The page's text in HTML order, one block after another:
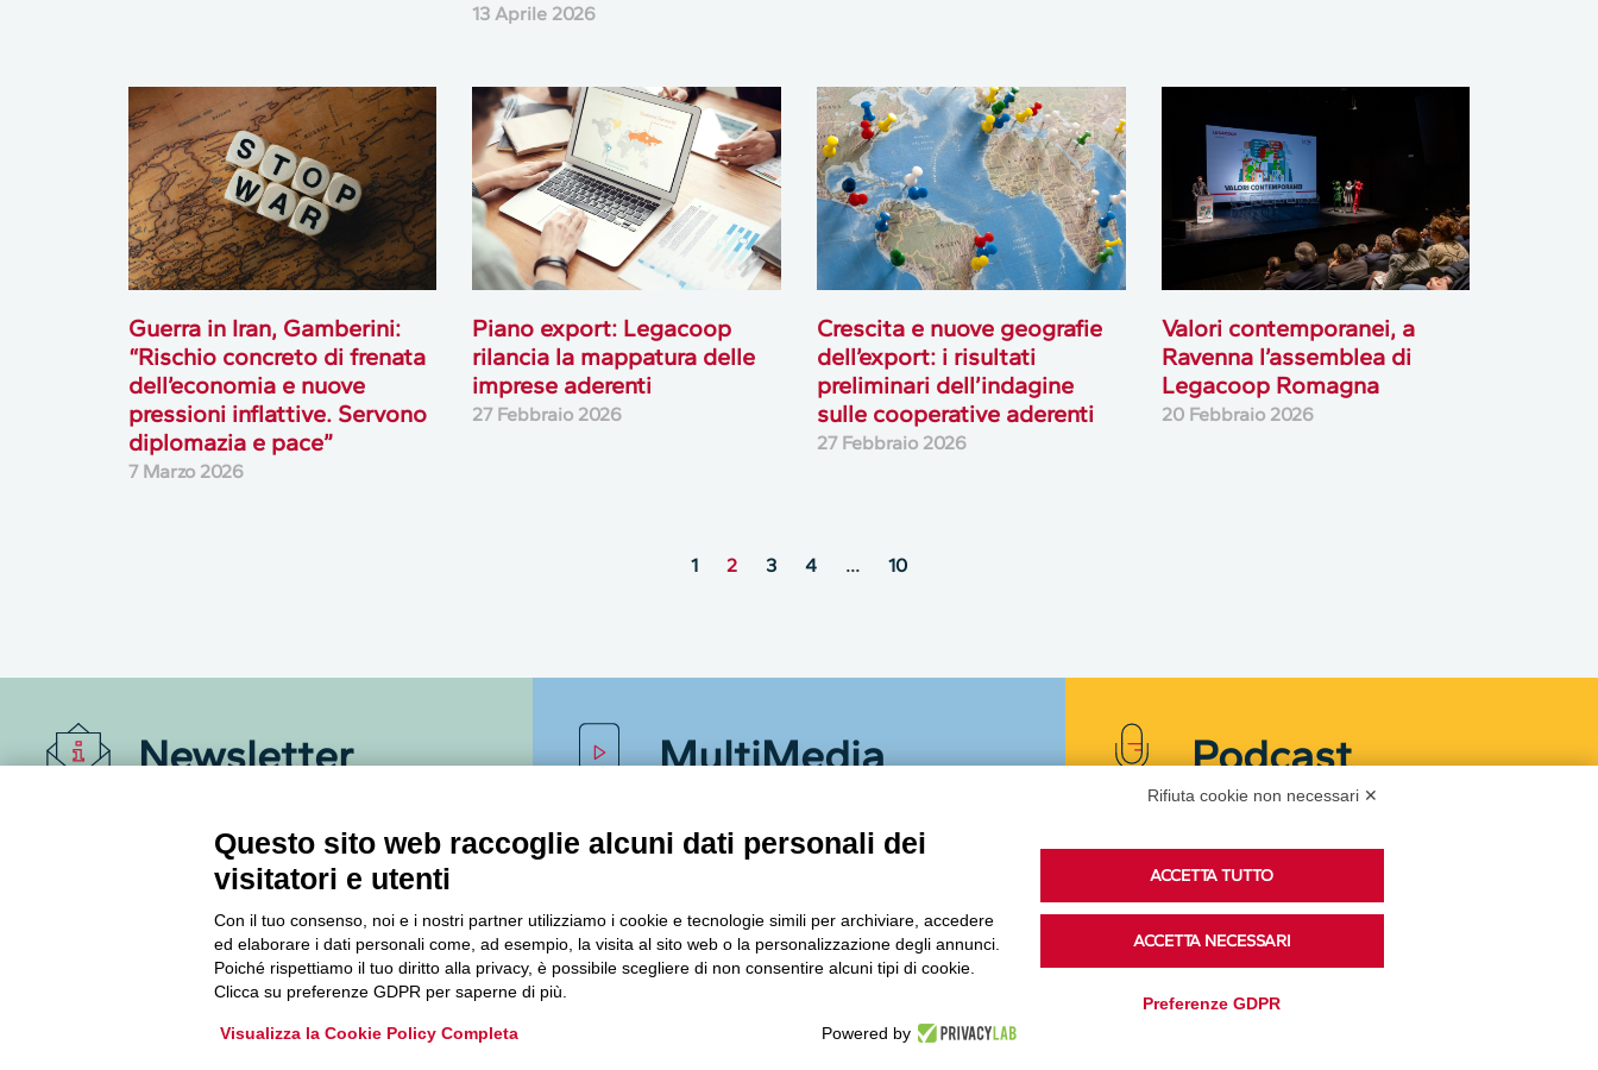
13 Aprile 2026
Guerra in Iran, Gamberini:
“Rischio concreto di frenata
dell’economia e nuove
pressioni inflattive. Servono
diplomazia e pace”
7 Marzo 2026
Piano export: Legacoop
rilancia la mappatura delle
imprese aderenti
27 Febbraio 2026
Crescita e nuove geografie
dell’export: i risultati
preliminari dell’indagine
sulle cooperative aderenti
27 Febbraio 2026
Valori contemporanei, a
Ravenna l’assemblea di
Legacoop Romagna
20 Febbraio 2026
1 2 3 4 … 10
Newsletter
Informazioni per restare sempre aggiornati sul
mondo della cooperazione.
MultiMedia Podcast
su Spreaker.
Accedi alla sezione
Rifiuta cookie non necessari ✕
Questo sito web raccoglie alcuni dati personali dei
visitatori e utenti
Con il tuo consenso, noi e i nostri partner utilizziamo i cookie e tecnologie simili per archiviare, accedere
ed elaborare i dati personali come, ad esempio, la visita al sito web o la personalizzazione degli annunci.
Poiché rispettiamo il tuo diritto alla privacy, è possibile scegliere di non consentire alcuni tipi di cookie.
Clicca su preferenze GDPR per saperne di più.
Visualizza la Cookie Policy Completa Powered by
ACCETTA TUTTO
ACCETTA NECESSARI
Preferenze GDPR